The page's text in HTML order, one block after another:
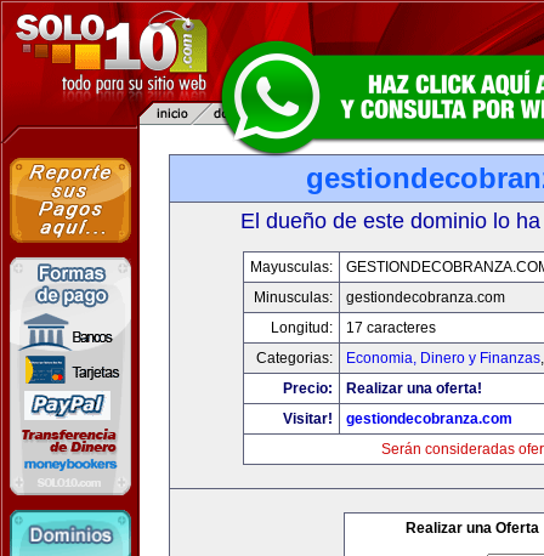
El dueño de este dominio lo
Mayusculas:
Minusculas:
gestiondecobranza.com
Longitud:
17 caracteres
Categorias:
Economia, Dinero y Finanzas
Precio:
Realizar una oferta!
Visitar!
gestiondecobranza.com
Serán consideradas
Realizar una Oferta